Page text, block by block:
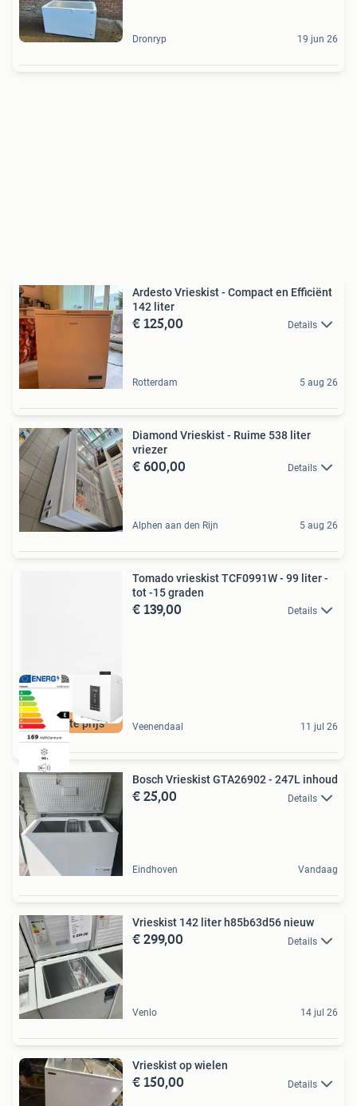
Dronryp 19 jun 26
Ardesto Vrieskist - Compact en Efficiënt
142 liter
€ 125,00 Details
Rotterdam 5 aug 26
Diamond Vrieskist - Ruime 538 liter
vriezer
€ 600,00 Details
Alphen aan den Rijn 5 aug 26
Laagste prijs
Tomado vrieskist TCF0991W - 99 liter -
tot -15 graden
€ 139,00 Details
Veenendaal 11 jul 26
Bosch Vrieskist GTA26902 - 247L inhoud
€ 25,00 Details
Eindhoven Vandaag
Vrieskist 142 liter h85b63d56 nieuw
€ 299,00 Details
Venlo 14 jul 26
Vrieskist op wielen
€ 150,00 Details